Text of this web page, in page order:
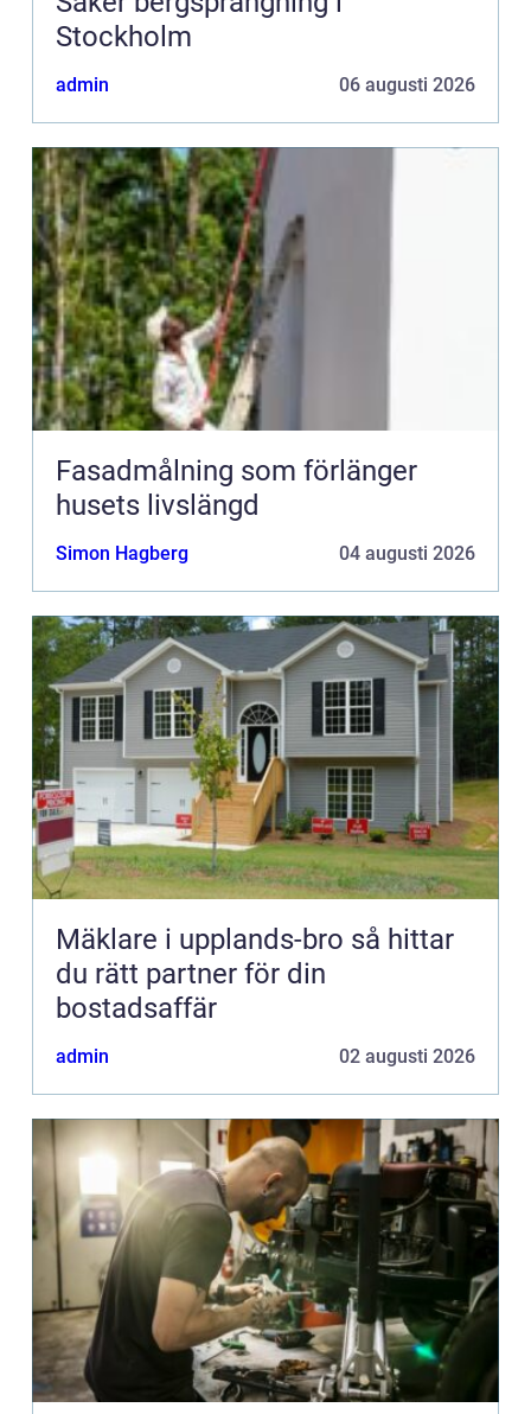
Stockholm
admin 06 augusti 2026
Fasadmålning som förlänger
husets livslängd
Simon Hagberg 04 augusti 2026
Mäklare i upplands-bro så hittar
du rätt partner för din
bostadsaffär
admin 02 augusti 2026